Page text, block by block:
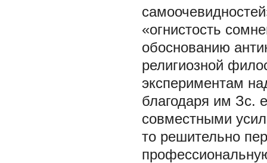
«огнистость
обоснованию
религиозной
экспериментам
благодаря им Зс.
совместными
то решительно